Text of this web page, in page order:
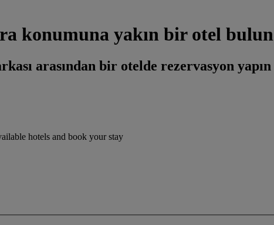
konumuna yakın bir otel bulun
arasından bir otelde rezervasyon yapın
hotels and book your stay